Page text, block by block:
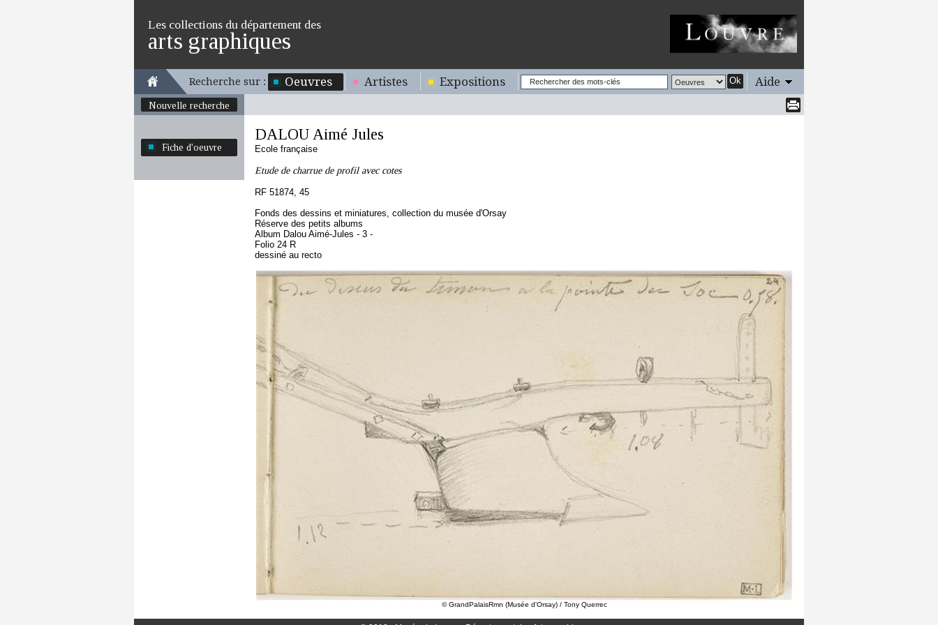
Les collections du département des
arts graphiques
Recherche sur : Oeuvres Artistes Expositions Ok Aide
Nouvelle recherche
Fiche d'oeuvre
DALOU Aimé Jules
Ecole française
Etude de charrue de profil avec cotes
RF 51874, 45
Fonds des dessins et miniatures, collection du musée d'Orsay
Réserve des petits albums
Album Dalou Aimé-Jules - 3 -
Folio 24 R
dessiné au recto
© GrandPalaisRmn (Musée d'Orsay) / Tony Querrec